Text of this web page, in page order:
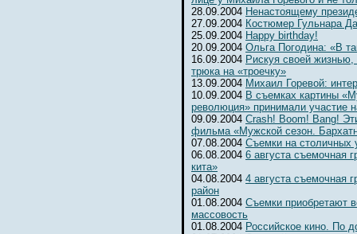
28.09.2004 Ненастоящему
27.09.2004 Костюмер Гульнара
25.09.2004 Happy birthday!
20.09.2004 Ольга Погодина: «В
16.09.2004 Рискуя своей
трюка на «троечку»
13.09.2004 Михаил Горевой:
10.09.2004 В съемках картины
революция» принимали участие
09.09.2004 Crash! Boom! Bang!
фильма «Мужской сезон.
07.08.2004 Съемки на столичных
06.08.2004 6 августа съемочная
кита»
04.08.2004 4 августа съемочная
район
01.08.2004 Съемки приобретают
массовость
01.08.2004 Российское кино. По